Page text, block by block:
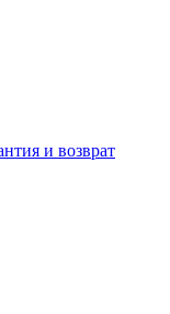
и возврат